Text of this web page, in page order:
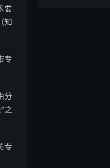
要
知
专
分
之
专